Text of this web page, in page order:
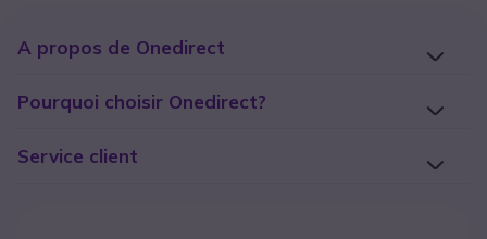
A propos de Onedirect
Pourquoi choisir Onedirect?
Service client